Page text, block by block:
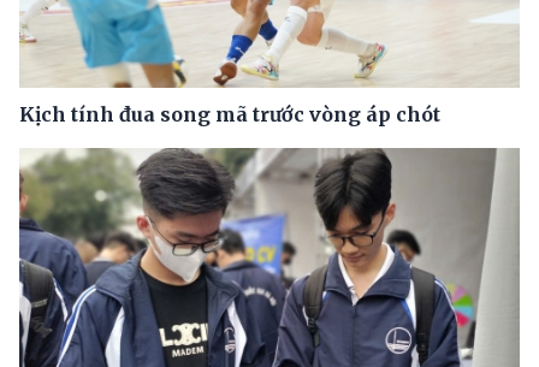
Kịch tính đua song mã trước vòng áp chót